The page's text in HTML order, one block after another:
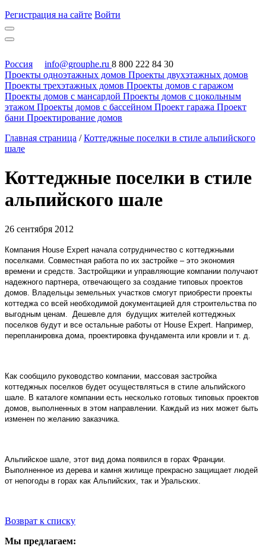
Регистрация на сайте Войти
Россия info@grouphe.ru 8 800 222 84 30
Проекты одноэтажных домов Проекты двухэтажных домов
Проекты трехэтажных домов Проекты домов с гаражом
Проекты домов с мансардой Проекты домов с цокольным
этажом Проекты домов с бассейном Проект гаража Проект
бани Проектирование домов
Главная страница / Коттеджные поселки в стиле альпийского
шале
Коттеджные поселки в стиле
альпийского шале
26 сентября 2012
Компания House Expert начала сотрудничество с коттеджными
поселками. Совместная работа по их застройке – это экономия
времени и средств. Застройщики и управляющие компании получают
надежного партнера, отвечающего за создание типовых проектов
домов. Владельцы земельных участков смогут приобрести проекты
коттеджа со всей необходимой документацией для строительства по
выгодным ценам.
Дешевле для будущих жителей коттеджных
поселков будут и все остальные работы от House Expert . Например,
перепланировка дома, проектировка фундамента или кровли и т. д.
Как сообщило руководство компании, массовая застройка
коттеджных поселков будет осуществляться в стиле альпийского
шале. В каталоге компании есть несколько готовых типовых проектов
домов, выполненных в этом направлении. Каждый из них может быть
изменен по желанию заказчика.
Альпийское шале, этот вид дома появился в горах Франции.
Выполненное из дерева и камня жилище прекрасно защищает людей
от непогоды в горах как Альпийских, так и Уральских.
Возврат к списку
Мы предлагаем: